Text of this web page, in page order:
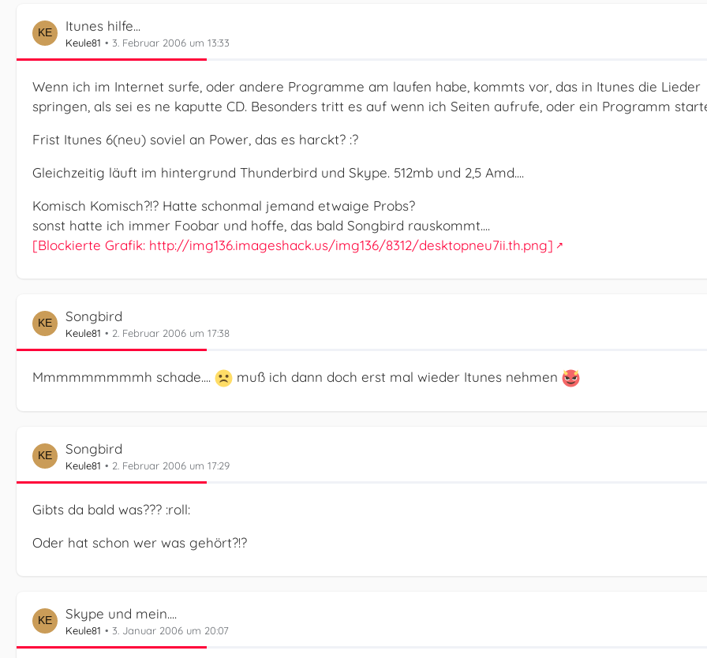
Itunes hilfe...
Keule81 3. Februar 2006 um 13:33
Wenn ich im Internet surfe, oder andere Programme am laufen habe, kommts vor, das in Itunes die Lieder
springen, als sei es ne kaputte CD. Besonders tritt es auf wenn ich Seiten aufrufe, oder ein Programm
Frist Itunes 6(neu) soviel an Power, das es harckt? :?
Gleichzeitig läuft im hintergrund Thunderbird und Skype. 512mb und 2,5 Amd....
Komisch Komisch?!? Hatte schonmal jemand etwaige Probs?
sonst hatte ich immer Foobar und hoffe, das bald Songbird rauskommt....
[Blockierte Grafik: http://img136.imageshack.us/img136/8312/desktopneu7ii.th.png]
Songbird
Keule81 2. Februar 2006 um 17:38
Mmmmmmmmmh schade.... muß ich dann doch erst mal wieder Itunes nehmen
Songbird
Keule81 2. Februar 2006 um 17:29
Gibts da bald was??? :roll:
Oder hat schon wer was gehört?!?
Skype und mein....
Keule81 3. Januar 2006 um 20:07